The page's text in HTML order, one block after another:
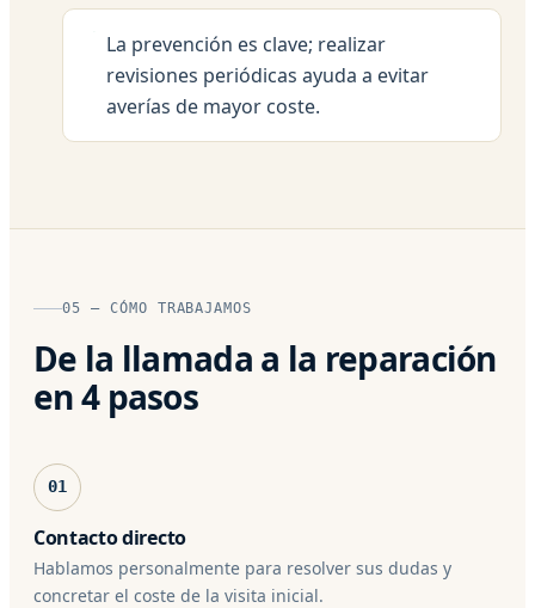
La prevención es clave; realizar
revisiones periódicas ayuda a evitar
averías de mayor coste.
05 — CÓMO TRABAJAMOS
De la llamada a la reparación
en 4 pasos
01
Contacto directo
Hablamos personalmente para resolver sus dudas y
concretar el coste de la visita inicial.